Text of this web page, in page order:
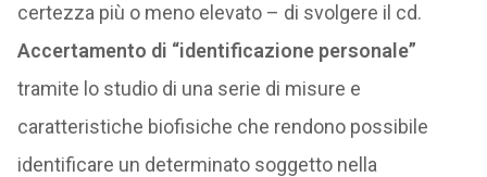
certezza più o meno elevato – di svolgere il cd.
Accertamento di “identificazione personale”
tramite lo studio di una serie di misure e
caratteristiche biofisiche che rendono possibile
identificare un determinato soggetto nella